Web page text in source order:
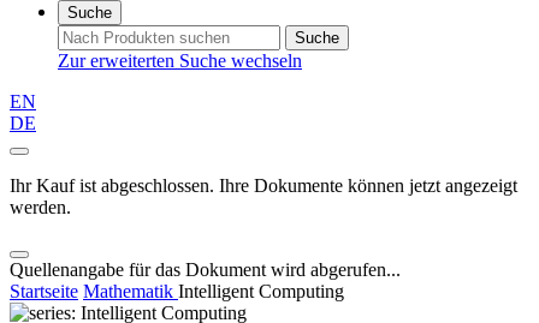
Suche
Suche
Zur erweiterten Suche wechseln
EN
DE
Ihr Kauf ist abgeschlossen. Ihre Dokumente können jetzt angezeigt
werden.
Quellenangabe für das Dokument wird abgerufen...
Startseite Mathematik Intelligent Computing